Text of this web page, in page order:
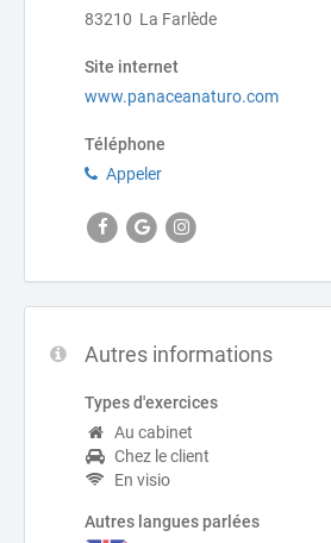
83210 La Farlède
Site internet
www.panaceanaturo.com
Téléphone
Appeler
Autres informations
Types d'exercices
Au cabinet
Chez le client
En visio
Autres langues parlées